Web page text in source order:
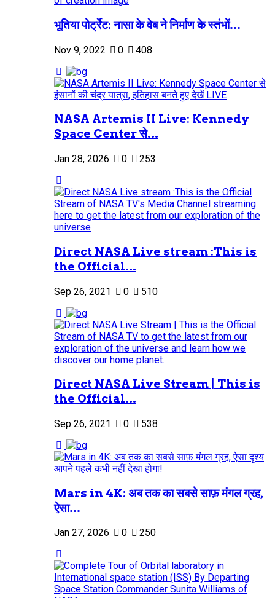
भूतिया पोर्ट्रेट: नासा के वेब ने निर्माण के स्तंभों...
Nov 9, 2022 0 408
NASA Artemis II Live: Kennedy
Space Center से...
Jan 28, 2026 0 253
Direct NASA Live stream :This is
the Official...
Sep 26, 2021 0 510
Direct NASA Live Stream | This is
the Official...
Sep 26, 2021 0 538
Mars in 4K: अब तक का सबसे साफ़ मंगल ग्रह,
ऐसा...
Jan 27, 2026 0 250